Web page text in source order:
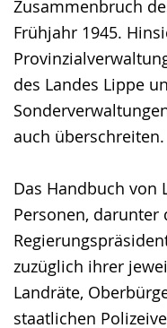
Zusammenbruch
Frühjahr 1945.
des Landes Lippe
auch überschreiten.
Das Handbuch von
Personen,
zuzüglich ihrer
Landräte,
staatlichen